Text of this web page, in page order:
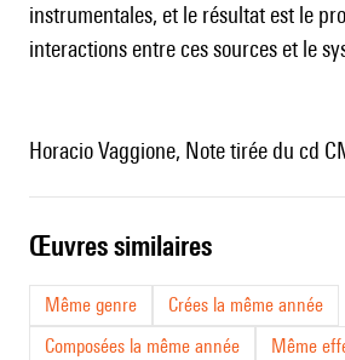
instrumentales, et le résultat est le
interactions entre ces sources et le
Horacio Vaggione, Note tirée du cd
œuvres similaires
Même genre
Crées la même année
Composées la même année
Même